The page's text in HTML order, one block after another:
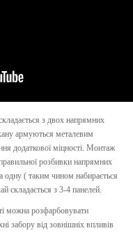
з двох напрямних
армуються металевим
додаткової міцності. Монтаж
розбивки напрямних
одну ( таким чином набирається
складається з 3-4 панелей.
можна розфарбовувати
забору від зовнішніх впливів